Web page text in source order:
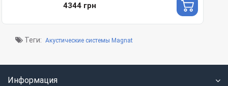
4344 грн
Теги: Акустические системы Magnat
Информация